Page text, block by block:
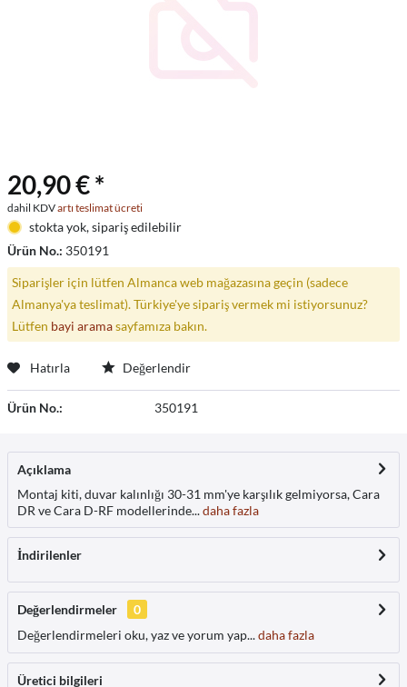
20,90 € *
dahil KDVartı teslimat ücreti
stokta yok, sipariş edilebilir
Ürün No.: 350191
Siparişler için lütfen Almanca web mağazasına geçin (sadece
Almanya'ya teslimat). Türkiye'ye sipariş vermek mi istiyorsunuz?
Lütfen bayi aramasayfamıza bakın.
Hatırla Değerlendir
Ürün No.: 350191
Açıklama
Montaj kiti, duvar kalınlığı 30-31 mm'ye karşılık gelmiyorsa, Cara
DR ve Cara D-RF modellerinde...daha fazla
İndirilenler
Değerlendirmeler
0
Değerlendirmeleri oku, yaz ve yorum yap...daha fazla
Üretici bilgileri